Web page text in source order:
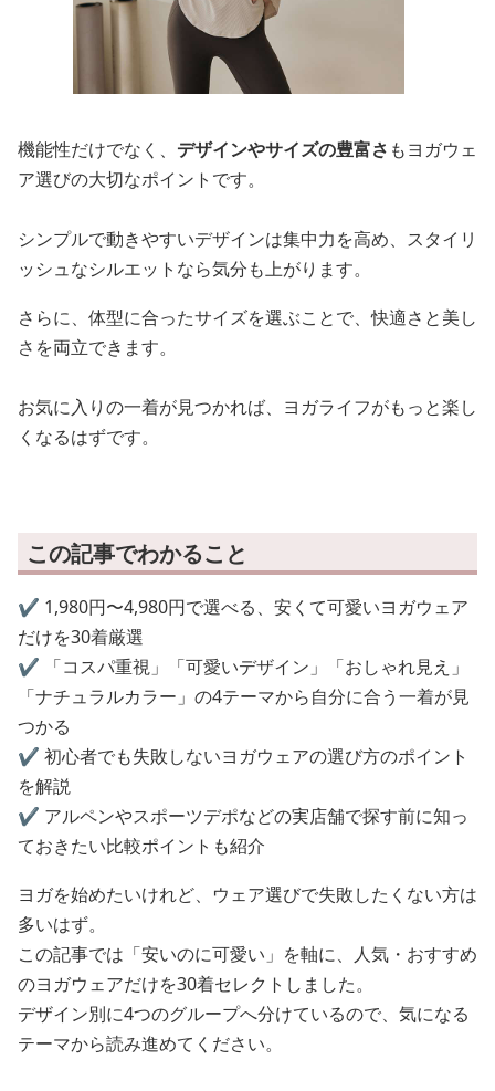
機能性だけでなく、 デザインやサイズの豊富さ もヨガウェ
ア選びの大切なポイントです。
シンプルで動きやすいデザインは集中力を高め、スタイリ
ッシュなシルエットなら気分も上がります。
さらに、体型に合ったサイズを選ぶことで、快適さと美し
さを両立できます。
お気に入りの一着が見つかれば、ヨガライフがもっと楽し
くなるはずです。
この記事でわかること
✔️ 1,980円〜4,980円で選べる、安くて可愛いヨガウェア
だけを30着厳選
✔️ 「コスパ重視」「可愛いデザイン」「おしゃれ見え」
「ナチュラルカラー」の4テーマから自分に合う一着が見
つかる
✔️ 初心者でも失敗しないヨガウェアの選び方のポイント
を解説
✔️ アルペンやスポーツデポなどの実店舗で探す前に知っ
ておきたい比較ポイントも紹介
ヨガを始めたいけれど、ウェア選びで失敗したくない方は
多いはず。
この記事では「安いのに可愛い」を軸に、人気・おすすめ
のヨガウェアだけを30着セレクトしました。
デザイン別に4つのグループへ分けているので、気になる
テーマから読み進めてください。